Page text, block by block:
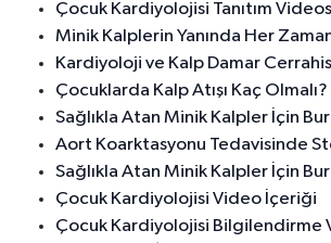
Çocuk Kardiyolojisi Tanıtım
Minik Kalplerin Yanında Her
Kardiyoloji ve Kalp Damar
Çocuklarda Kalp Atışı Kaç Olmalı?
Sağlıkla Atan Minik Kalpler İçin
Aort Koarktasyonu Tedavisinde
Sağlıkla Atan Minik Kalpler İçin
Çocuk Kardiyolojisi Video İçeriği
Çocuk Kardiyolojisi Bilgilendirme